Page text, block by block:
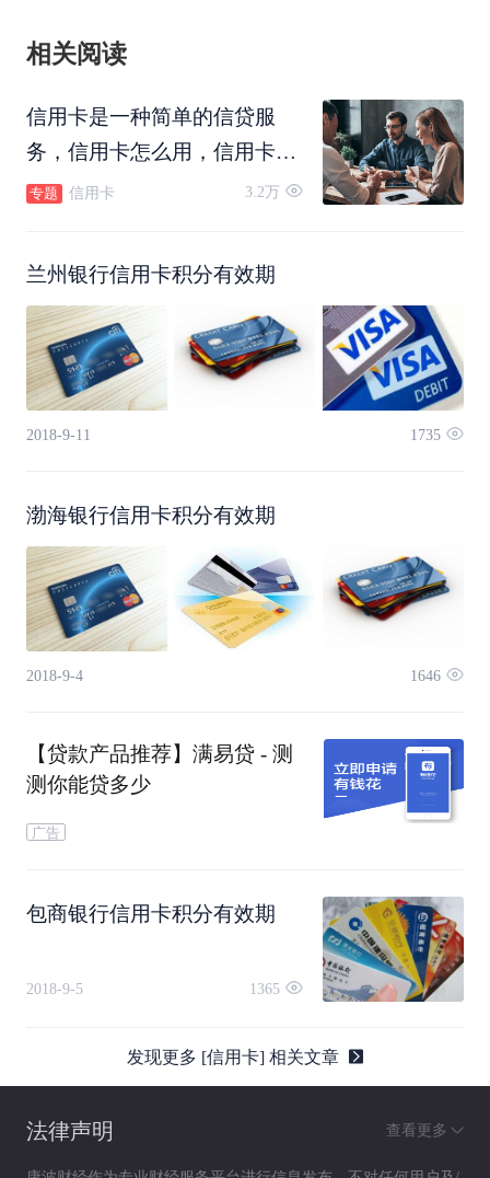
相关阅读
信用卡是一种简单的信贷服
务，信用卡怎么用，信用卡怎
么还款，信用卡可以转账吗，
专题 信用卡 3.2万
兰州银行信用卡积分有效期
2018-9-11 1735
渤海银行信用卡积分有效期
2018-9-4 1646
【贷款产品推荐】满易贷 - 测
测你能贷多少
广告
包商银行信用卡积分有效期
2018-9-5 1365
发现更多 [信用卡] 相关文章
法律声明 查看更多